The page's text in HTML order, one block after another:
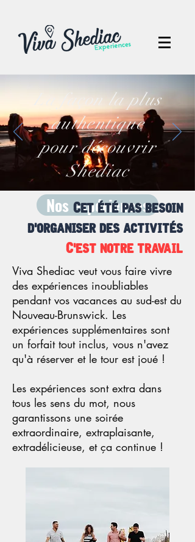
La façon la plus
authentique
pour découvrir
Shediac
Nos expériences
Cet été pas besoin
d'organiser des activités
C'est notre travail
Viva Shediac veut vous faire vivre
des expériences inoubliables
pendant vos vacances au sud-est du
Nouveau-Brunswick. Les
expériences supplémentaires sont
un forfait tout inclus, vous n'avez
qu'à réserver et le tour est joué !
Les expériences sont extra dans
tous les sens du mot, nous
garantissons une soirée
extraordinaire, extraplaisante,
extradélicieuse, et ça continue !